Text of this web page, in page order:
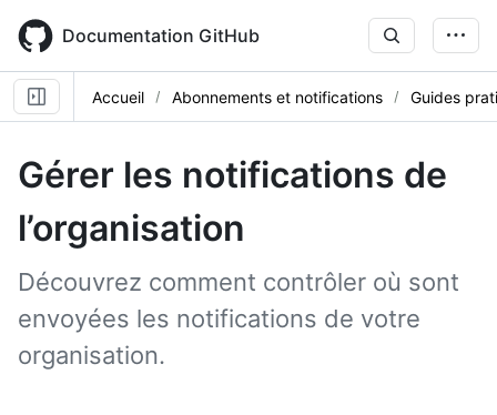
main
content
Documentation GitHub
Accueil Abonnements et notifications Guides
Gérer les notifications de
l’organisation
Découvrez comment contrôler où sont
envoyées les notifications de votre
organisation.